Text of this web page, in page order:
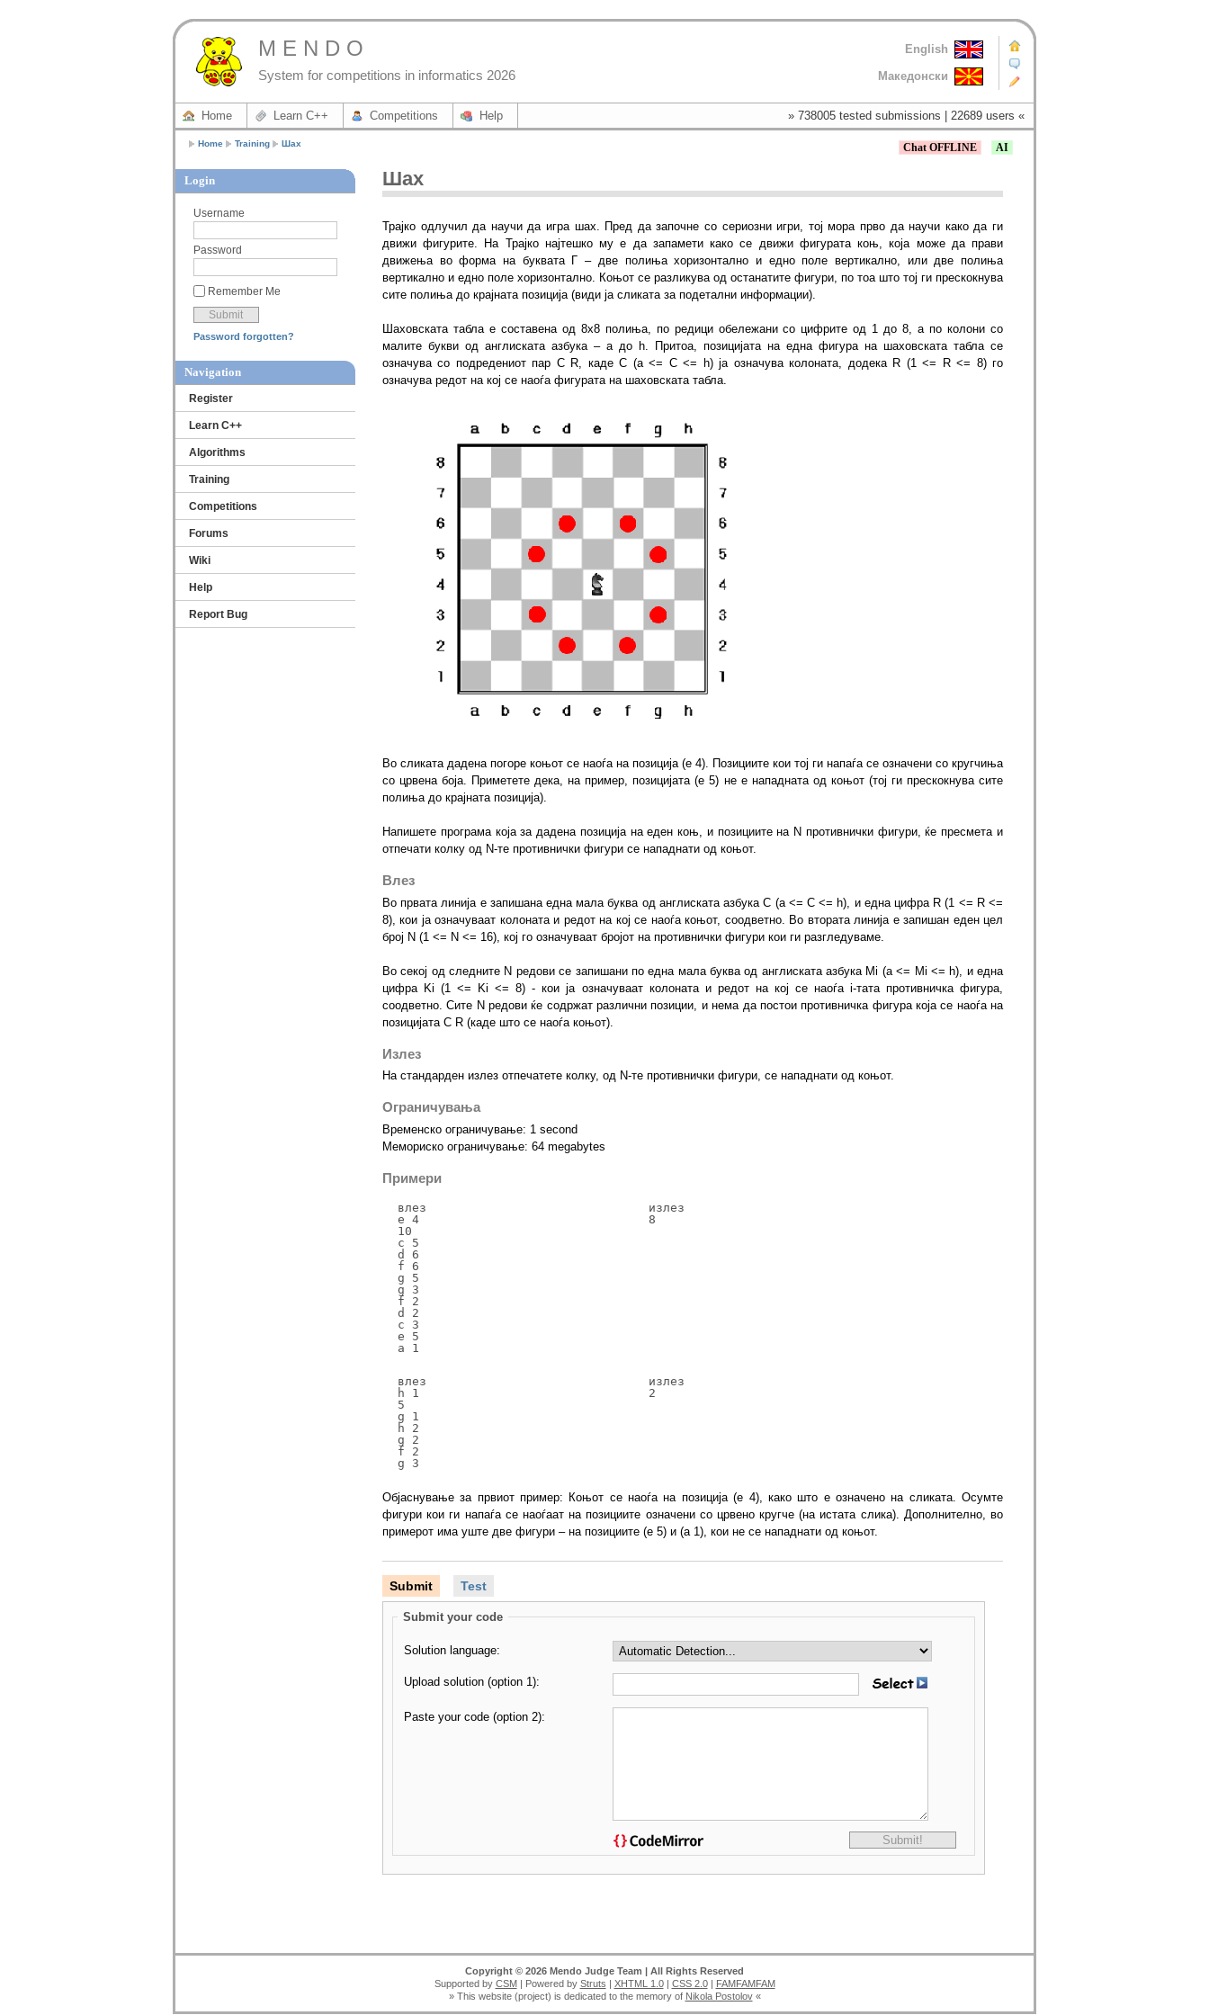
M E N D O
System for competitions in informatics 2026
English
Македонски
Home Learn C++ Competitions Help » 738005 tested submissions | 22689 users «
Home Training Шах AI
Chat OFFLINE
Login
Username
Password
Remember Me
Password forgotten?
Navigation
Register
Learn C++
Algorithms
Training
Competitions
Forums
Wiki
Help
Report Bug
Шах
Трајко одлучил да научи да игра шах. Пред да започне со сериозни игри, тој мора прво да научи како да ги
движи фигурите. На Трајко најтешко му е да запамети како се движи фигурата коњ, која може да прави
движења во форма на буквата Г – две полиња хоризонтално и едно поле вертикално, или две полиња
вертикално и едно поле хоризонтално. Коњот се разликува од останатите фигури, по тоа што тој ги прескокнува
сите полиња до крајната позиција (види ја сликата за подетални информации).
Шаховската табла е составена од 8x8 полиња, по редици обележани со цифрите од 1 до 8, а по колони со
малите букви од англиската азбука – а до h. Притоа, позицијата на една фигура на шаховската табла се
означува со подредениот пар C R, каде C (a <= C <= h) ја означува колоната, додека R (1 <= R <= 8) го
означува редот на кој се наоѓа фигурата на шаховската табла.
Во сликата дадена погоре коњот се наоѓа на позиција (е 4). Позициите кои тој ги напаѓа се означени со кругчиња
со црвена боја. Приметете дека, на пример, позицијата (е 5) не е нападната од коњот (тој ги прескокнува сите
полиња до крајната позиција).
Напишете програма која за дадена позиција на еден коњ, и позициите на N противнички фигури, ќе пресмета и
отпечати колку од N-те противнички фигури се нападнати од коњот.
Влез
Во првата линија е запишана една мала буква од англиската азбука C (a <= C <= h), и една цифра R (1 <= R <=
8), кои ја означуваат колоната и редот на кој се наоѓа коњот, соодветно. Во втората линија е запишан еден цел
број N (1 <= N <= 16), кој го означуваат бројот на противнички фигури кои ги разгледуваме.
Во секој од следните N редови се запишани по една мала буква од англиската азбука Mi (a <= Mi <= h), и една
цифра Ki (1 <= Ki <= 8) - кои ја означуваат колоната и редот на кој се наоѓа i-тата противничка фигура,
соодветно. Сите N редови ќе содржат различни позиции, и нема да постои противничка фигура која се наоѓа на
позицијата C R (каде што се наоѓа коњот).
Излез
На стандарден излез отпечатете колку, од N-те противнички фигури, се нападнати од коњот.
Ограничувања
Временско ограничување: 1 second
Мемориско ограничување: 64 megabytes
Примери
влез
e 4
10
c 5
d 6
f 6
g 5
g 3
f 2
d 2
c 3
e 5
a 1
излез
8
влез
h 1
5
g 1
h 2
g 2
f 2
g 3
излез
2
Објаснување за првиот пример: Коњот се наоѓа на позиција (е 4), како што е означено на сликата. Осумте
фигури кои ги напаѓа се наоѓаат на позициите означени со црвено кругче (на истата слика). Дополнително, во
примерот има уште две фигури – на позициите (e 5) и (a 1), кои не се нападнати од коњот.
Submit Test
Submit your code
Solution language:
Upload solution (option 1):
Paste your code (option 2):
Copyright © 2026 Mendo Judge Team | All Rights Reserved
Supported by CSM| Powered by Struts | XHTML 1.0| CSS 2.0| FAMFAMFAM
» This website (project) is dedicated to the memory of Nikola Postolov«